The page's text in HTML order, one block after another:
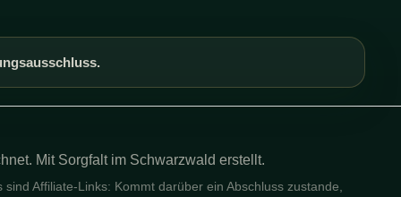
Mit Sorgfalt im Schwarzwald erstellt.
Affiliate-Links: Kommt darüber ein Abschluss zustande,